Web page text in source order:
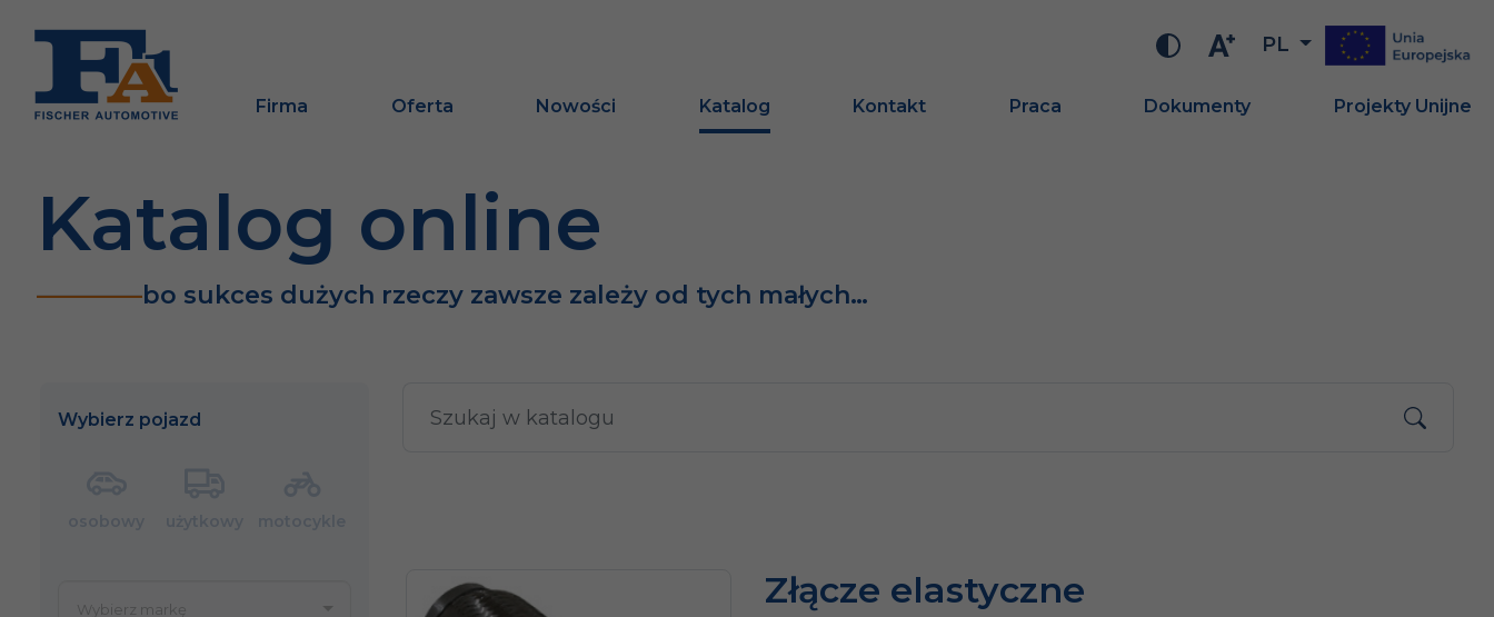
PL
Firma Oferta Nowości Katalog Kontakt Praca Dokumenty Projekty Unijne
Katalog online
bo sukces dużych rzeczy zawsze zależy od tych małych…
Wybierz pojazd
Złącze elastyczne